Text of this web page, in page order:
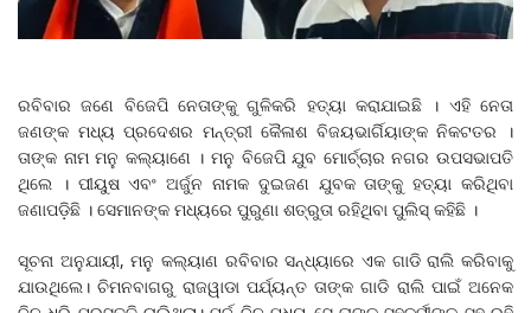
ରବିବାର ଜଣେ ବିଜେପି ନେତାଙ୍କୁ ଗୁଳିକରି ହତ୍ୟା କରାଯାଇଛି । ଏହି ନେତା
ଜଣଙ୍କ ମଧ୍ୟ ପ୍ରଦେଶର ମନ୍ତ୍ରୀ କୈଳାଶ ବିଜୟଭାର୍ଗିୟାଙ୍କ ନିକଟତର ।
ତାଙ୍କ ନାମ ମନୁ କଲ୍ୟାଣେ । ମନୁ ବିଜେପି ଯୁବ ମୋର୍ଚ୍ଚାର ନଗର ଉପସଭାପତି
ଥିଲେ । ପୀୟୁଷ ଏବଂ ଅର୍ଜୁନ ନାମକ ଦୁଇଜଣ ଯୁବକ ତାଙ୍କୁ ହତ୍ୟା କରିଥିବା
ଜଣାପଡ଼ିଛି । ସେମାନଙ୍କ ମଧ୍ୟରେ ପୁରୁଣା ଶତ୍ରୁତା ରହିଥିବା ପୁଲିସ୍‌ କହିଛି ।
ସୂଚନା ଅନୁଯାୟୀ, ମନୁ କଲ୍ୟାଣ ରବିବାର ସନ୍ଧ୍ୟାରେ ଏକ ଗାଡି ରାଲି କରିବାକୁ
ଯାଉଥିଲେ। ଚିମନବାଗରୁ ରାଜୱାଡା ପର୍ଯ୍ୟନ୍ତ ତାଙ୍କ ଗାଡି ରାଲି ପାଇଁ ଅନେକ